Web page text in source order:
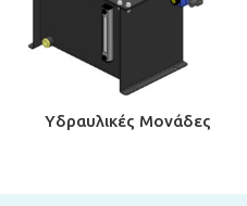
Υδραυλικές Μονάδες